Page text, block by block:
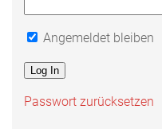
Angemeldet bleiben
Passwort zurücksetzen